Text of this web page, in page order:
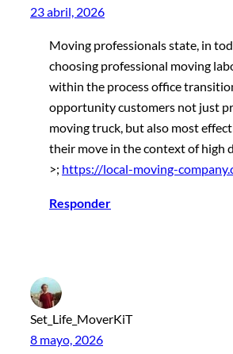
23 abril, 2026
Moving professionals state, in
choosing professional moving
within the process office
opportunity customers not just
moving truck, but also most
their move in the context of high
>; https://local-moving-
Responder
Set_Life_MoverKiT
8 mayo, 2026